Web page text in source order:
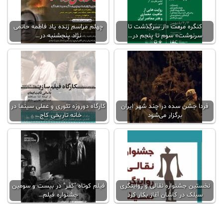
کنگره مرمت «از سرگذشت تا
سرنوشت» سوم تا پنجم در…
چهلم مراسم زنده یاد فاطمه حاتمی
نژاد پنجشنبه در…
فردا جشن سده در چند شهر ایران
برگزار می‌شود
کارگاه دوروزه تئوری و عملی سینما در
خانه تاریخی کاج…
نخستین جشنواره نقالی و روایتگری
سیلک در کاشان آغاز بکار کرد
فیلم کوتاه "کَفَر" در بیست و سومین
جشنواره فیلم…